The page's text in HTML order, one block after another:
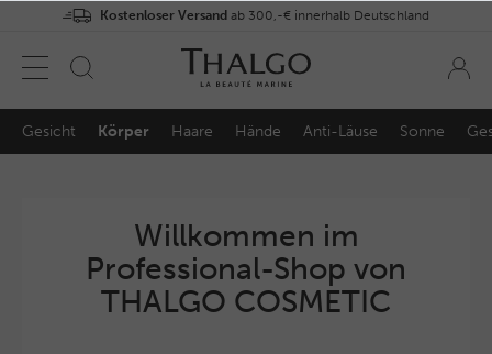
Kostenloser Versand ab 300,-€ innerhalb Deutschland
Gesicht Körper Haare Hände Anti-Läuse Sonne
Willkommen im
Professional-Shop von
THALGO COSMETIC